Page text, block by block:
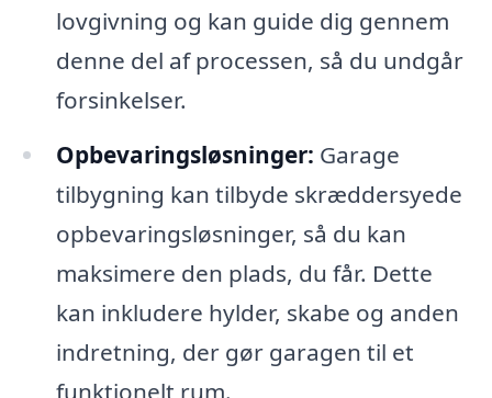
lovgivning og kan guide dig gennem
denne del af processen, så du undgår
forsinkelser.
Opbevaringsløsninger: Garage
tilbygning kan tilbyde skræddersyede
opbevaringsløsninger, så du kan
maksimere den plads, du får. Dette
kan inkludere hylder, skabe og anden
indretning, der gør garagen til et
funktionelt rum.